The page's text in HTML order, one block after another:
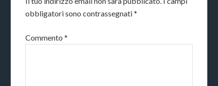
obbligatori sono contrassegnati*
Commento*